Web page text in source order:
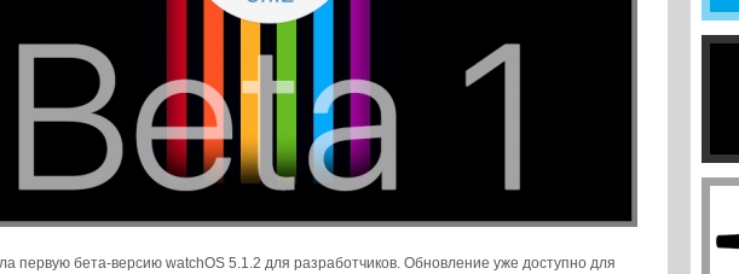
первую бета-версию watchOS 5.1.2 для разработчиков. Обновление уже доступно для